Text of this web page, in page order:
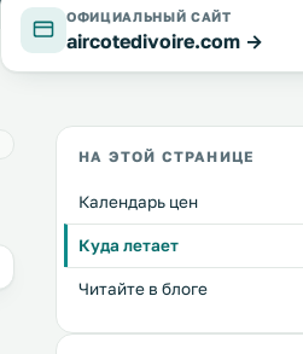
ОФИЦИАЛЬНЫЙ САЙТ
aircotedivoire.com →
НА ЭТОЙ СТРАНИЦЕ
Календарь цен
Куда летает
Читайте в блоге